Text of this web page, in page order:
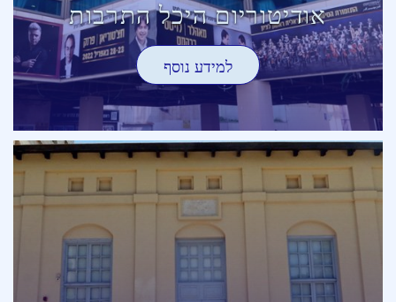
אודיטוריום היכל התרבות
למידע נוסף